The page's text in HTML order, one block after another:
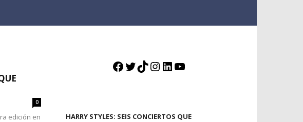
0
edición en
Facebook
Twitter
TikTok
Instagram
LinkedIn
YouTube
HARRY STYLES: SEIS CONCIERTOS QUE